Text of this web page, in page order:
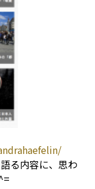
る内容に、思わ